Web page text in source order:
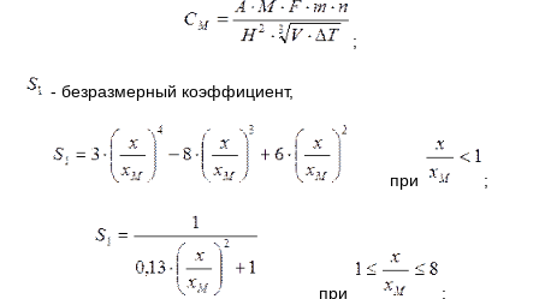
;
- безразмерный коэффициент,
при ;
при ;